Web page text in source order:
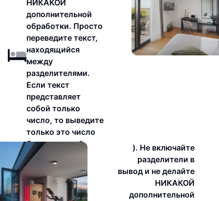
НИКАКОЙ
дополнительной
обработки. Просто
переведите текст,
находящийся
между
разделителями.
Если текст
представляет
собой только
число, то выведите
только это число
без изменений.
). Не включайте
разделители в
вывод и не делайте
НИКАКОЙ
дополнительной